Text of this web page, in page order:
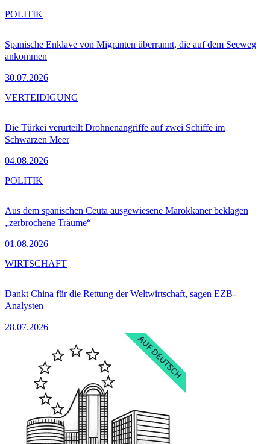
Spanische Enklave von Migranten überrannt, die auf dem Seeweg
ankommen
30.07.2026
POLITIK
Die Türkei verurteilt Drohnenangriffe auf zwei Schiffe im
Schwarzen Meer
04.08.2026
VERTEIDIGUNG
Aus dem spanischen Ceuta ausgewiesene Marokkaner beklagen
„zerbrochene Träume“
01.08.2026
POLITIK
Dankt China für die Rettung der Weltwirtschaft, sagen EZB-
Analysten
28.07.2026
WIRTSCHAFT